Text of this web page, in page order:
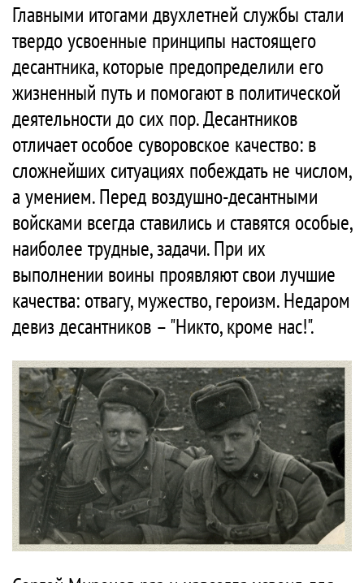
Главными итогами двухлетней службы стали
твердо усвоенные принципы настоящего
десантника, которые предопределили его
жизненный путь и помогают в политической
деятельности до сих пор. Десантников
отличает особое суворовское качество: в
сложнейших ситуациях побеждать не числом,
а умением. Перед воздушно-десантными
войсками всегда ставились и ставятся особые,
наиболее трудные, задачи. При их
выполнении воины проявляют свои лучшие
качества: отвагу, мужество, героизм. Недаром
девиз десантников – "Никто, кроме нас!".